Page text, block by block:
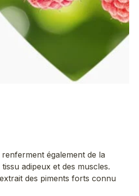
également de la
adipeux et des muscles.
des piments forts connu